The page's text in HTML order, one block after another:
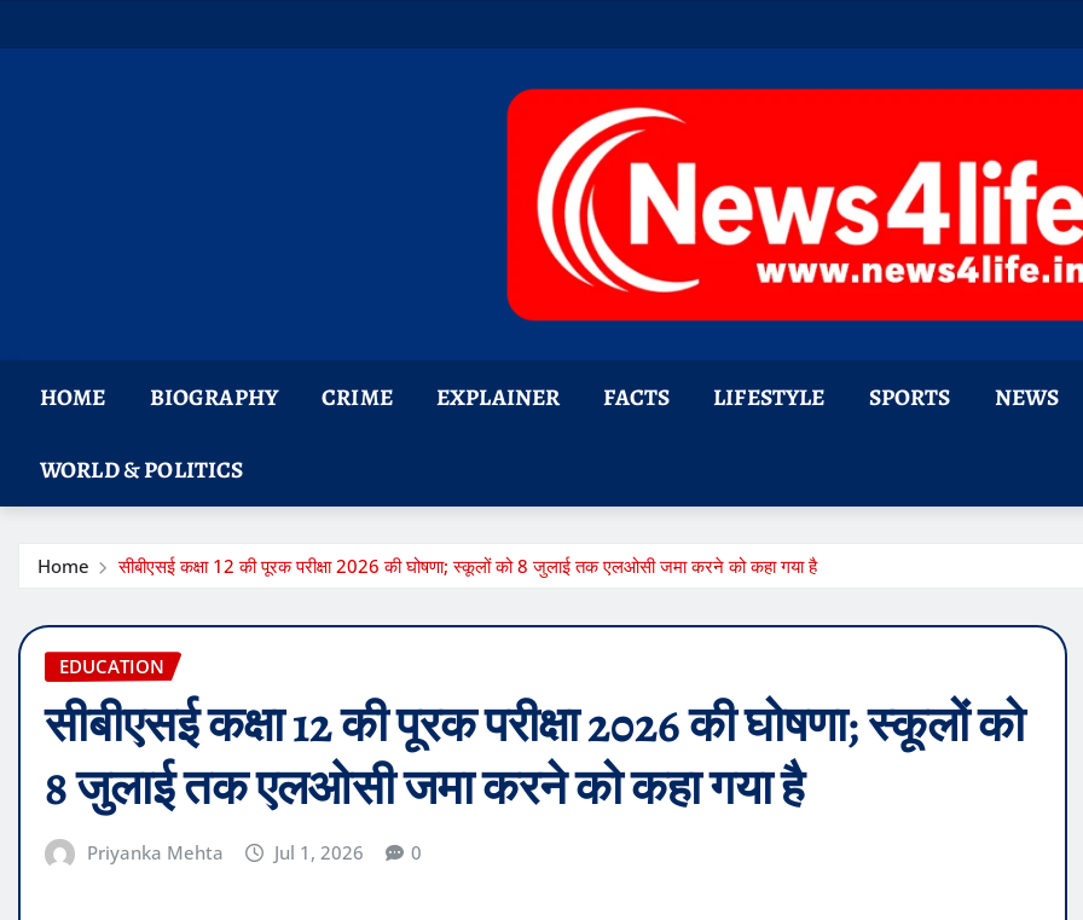
to
HOME BIOGRAPHY CRIME EXPLAINER FACTS LIFESTYLE SPORTS NEWS
WORLD & POLITICS
Home सीबीएसई कक्षा 12 की पूरक परीक्षा 2026 की घोषणा; स्कूलों को 8 जुलाई तक एलओसी जमा करने को कहा गया है
EDUCATION
सीबीएसई कक्षा 12 की पूरक परीक्षा 2026 की घोषणा; स्कूलों को
8 जुलाई तक एलओसी जमा करने को कहा गया है
Priyanka Mehta Jul 1, 2026 0